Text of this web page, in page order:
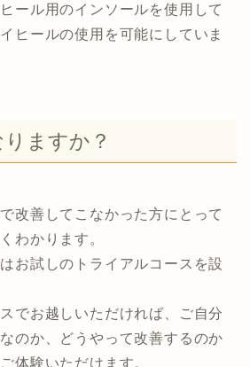
ール用のインソールを使用して
ヒールの使用を可能にしていま
ますか？
改善してこなかった方にとって
わかります。
お試しのトライアルコースを設
でお越しいただければ、ご自分
のか、どうやって改善するのか
体験いただけます。